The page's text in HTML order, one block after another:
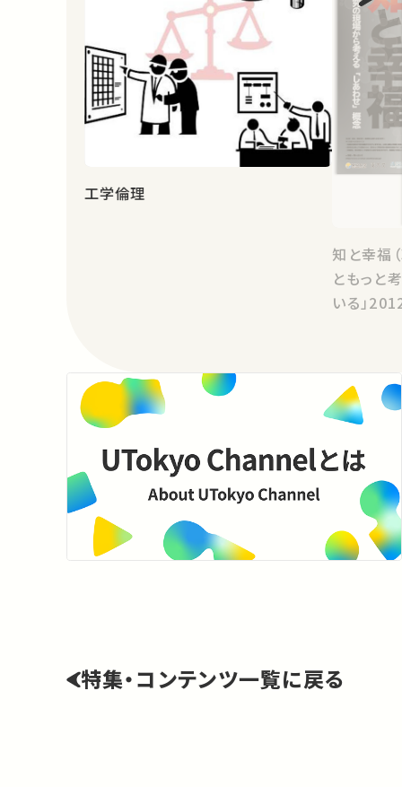
工学倫理
知と幸福
ともっと
いる」
特集・コンテンツ一覧に戻る